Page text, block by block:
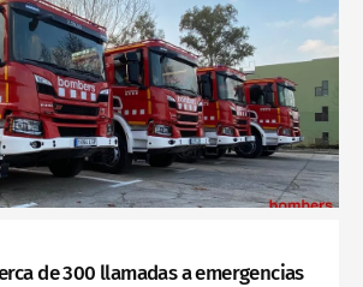
de 300 llamadas a emergencias